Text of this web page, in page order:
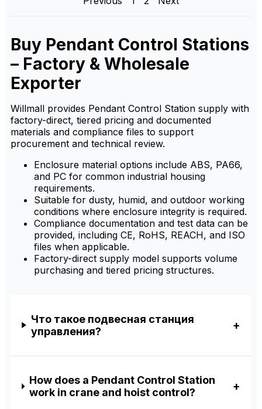
error and enhancing safety in
предназначенный для
обеспечивает надежное
управление, гарантируя
безопасную и эффективную
работу с оборудованием на
Buy Pendant Control Stations
– Factory & Wholesale
Exporter
Willmall provides Pendant Control Station supply with
factory-direct, tiered pricing and documented
materials and compliance files to support
procurement and technical review.
Enclosure material options include ABS, PA66,
and PC for common industrial housing
requirements.
Suitable for dusty, humid, and outdoor working
conditions where enclosure integrity is required.
Compliance documentation and test data can be
provided, including CE, RoHS, REACH, and ISO
files when applicable.
Factory-direct supply model supports volume
purchasing and tiered pricing structures.
Что такое подвесная станция
управления?
How does a Pendant Control Station
work in crane and hoist control?